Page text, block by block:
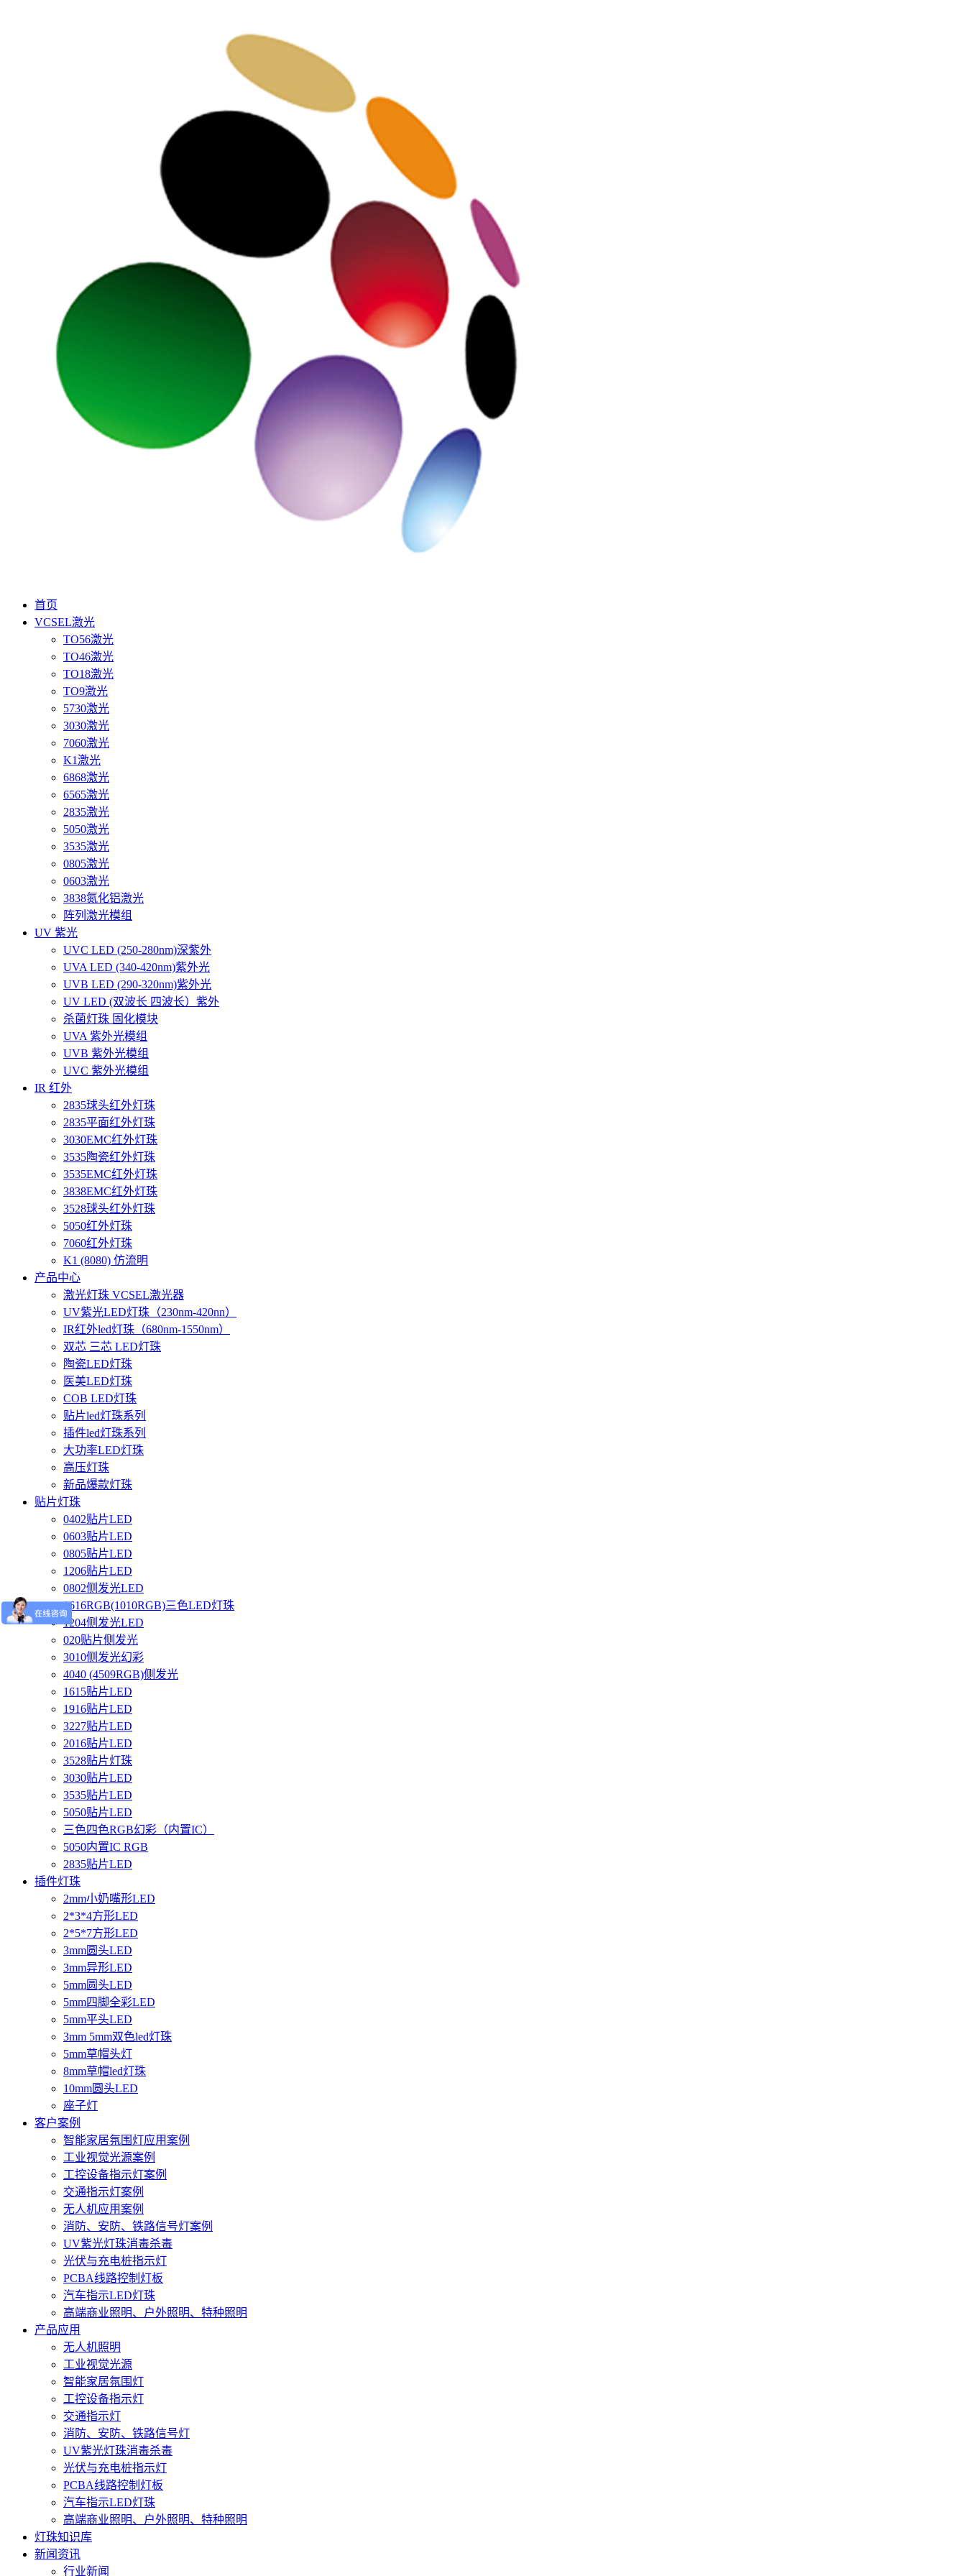
首页
VCSEL激光
TO56激光
TO46激光
TO18激光
TO9激光
5730激光
3030激光
7060激光
K1激光
6868激光
6565激光
2835激光
5050激光
3535激光
0805激光
0603激光
3838氮化铝激光
阵列激光模组
UV 紫光
UVC LED (250-280nm)深紫外
UVA LED (340-420nm)紫外光
UVB LED (290-320nm)紫外光
UV LED (双波长 四波长）紫外
杀菌灯珠 固化模块
UVA 紫外光模组
UVB 紫外光模组
UVC 紫外光模组
IR 红外
2835球头红外灯珠
2835平面红外灯珠
3030EMC红外灯珠
3535陶瓷红外灯珠
3535EMC红外灯珠
3838EMC红外灯珠
3528球头红外灯珠
5050红外灯珠
7060红外灯珠
K1 (8080) 仿流明
产品中心
激光灯珠 VCSEL激光器
UV紫光LED灯珠（230nm-420nn）
IR红外led灯珠（680nm-1550nm）
双芯 三芯 LED灯珠
陶瓷LED灯珠
医美LED灯珠
COB LED灯珠
贴片led灯珠系列
插件led灯珠系列
大功率LED灯珠
高压灯珠
新品爆款灯珠
贴片灯珠
0402贴片LED
0603贴片LED
0805贴片LED
1206贴片LED
0802侧发光LED
1616RGB(1010RGB)三色LED灯珠
1204侧发光LED
020贴片侧发光
3010侧发光幻彩
4040 (4509RGB)侧发光
1615贴片LED
1916贴片LED
3227贴片LED
2016贴片LED
3528贴片灯珠
3030贴片LED
3535贴片LED
5050贴片LED
三色四色RGB幻彩（内置IC）
5050内置IC RGB
2835贴片LED
插件灯珠
2mm小奶嘴形LED
2*3*4方形LED
2*5*7方形LED
3mm圆头LED
3mm异形LED
5mm圆头LED
5mm四脚全彩LED
5mm平头LED
3mm 5mm双色led灯珠
5mm草帽头灯
8mm草帽led灯珠
10mm圆头LED
座子灯
客户案例
智能家居氛围灯应用案例
工业视觉光源案例
工控设备指示灯案例
交通指示灯案例
无人机应用案例
消防、安防、铁路信号灯案例
UV紫光灯珠消毒杀毒
光伏与充电桩指示灯
PCBA线路控制灯板
汽车指示LED灯珠
高端商业照明、户外照明、特种照明
产品应用
无人机照明
工业视觉光源
智能家居氛围灯
工控设备指示灯
交通指示灯
消防、安防、铁路信号灯
UV紫光灯珠消毒杀毒
光伏与充电桩指示灯
PCBA线路控制灯板
汽车指示LED灯珠
高端商业照明、户外照明、特种照明
灯珠知识库
新闻资讯
行业新闻